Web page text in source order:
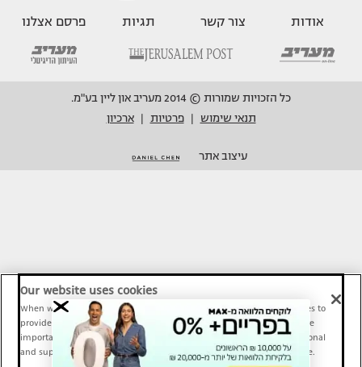
אודות צור קשר תגיות פרסם אצלנו
כל הזכויות שמורות © 2014 מעריב און ליין בע"מ.
תנאי שימוש
פרטיות ארכיון
עיצוב אתר
Our website uses cookies
When we provide Maariv, TMI and Sport1 content online, we use cookies to
provide social media features and to analyze our traffic. These tools are
important and necessary for our website functionality. Others are optional
and support Maariv, TMI and Sport1 activity and your online experience.